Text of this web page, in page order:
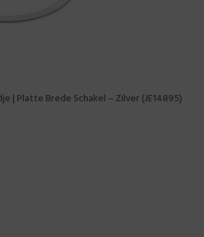
| Platte Brede Schakel – Zilver (JE14895)